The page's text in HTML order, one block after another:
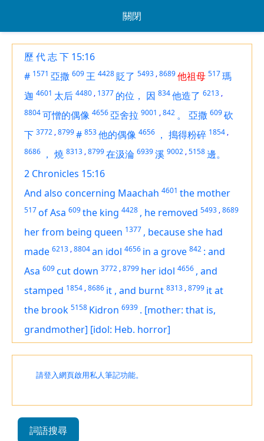
關閉
歷 代 志 下 15:16
# 1571 亞撒 609王 4428 貶了 5493 ,8689他祖母 517瑪
迦 4601 太后 4480 , 1377 的位， 因 834他造了 6213 ,
8804可憎的偶像 4656亞舍拉 9001 ,842 。 亞撒 609砍
下 3772 ,8799# 853他的偶像 4656 ， 搗得粉碎 1854 ,
8686 ， 燒 8313 ,8799在汲淪 6939溪 9002 ,5158邊。
2 Chronicles 15:16
And also concerning Maachah 4601 the mother
517of Asa 609the king 4428 , he removed 5493 ,8689
her from being queen 1377 , because she had
made 6213 ,8804an idol 4656 in a grove 842 : and
Asa 609cut down 3772 ,8799 her idol 4656 , and
stamped 1854 ,8686 it , and burnt 8313 ,8799 itat
the brook 5158 Kidron 6939 . [mother: that is,
grandmother] [idol: Heb. horror]
請登入網頁啟用私人筆記功能。
詞語搜尋